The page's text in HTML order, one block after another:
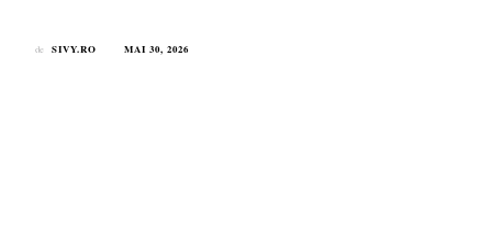
de SIVY.RO MAI 30, 2026